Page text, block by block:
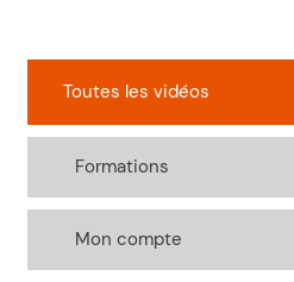
Toutes les vidéos
Formations
Mon compte